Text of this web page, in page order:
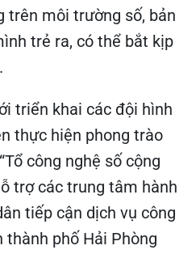
trên môi trường số, bản
trẻ ra, có thể bắt kịp
triển khai các đội hình
thực hiện phong trào
công nghệ số cộng
trợ các trung tâm hành
tiếp cận dịch vụ công
phố Hải Phòng